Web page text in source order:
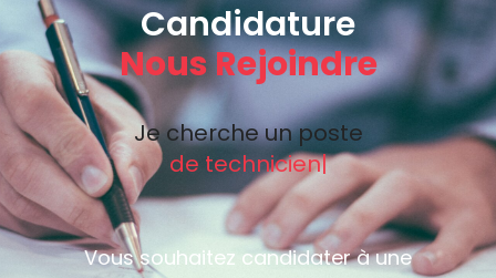
Candidature
Nous Rejoindre
Je cherche un poste
de tec|
Vous souhaitez candidater à une